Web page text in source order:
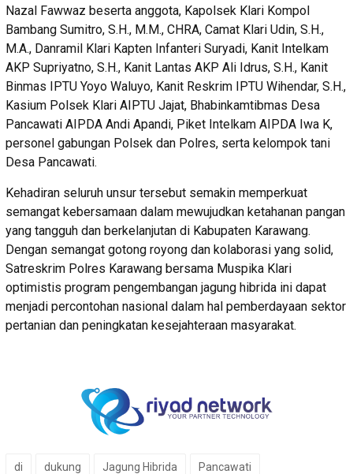
Nazal Fawwaz beserta anggota, Kapolsek Klari Kompol
Bambang Sumitro, S.H., M.M., CHRA, Camat Klari Udin, S.H.,
M.A., Danramil Klari Kapten Infanteri Suryadi, Kanit Intelkam
AKP Supriyatno, S.H., Kanit Lantas AKP Ali Idrus, S.H., Kanit
Binmas IPTU Yoyo Waluyo, Kanit Reskrim IPTU Wihendar, S.H.,
Kasium Polsek Klari AIPTU Jajat, Bhabinkamtibmas Desa
Pancawati AIPDA Andi Apandi, Piket Intelkam AIPDA Iwa K,
personel gabungan Polsek dan Polres, serta kelompok tani
Desa Pancawati.
Kehadiran seluruh unsur tersebut semakin memperkuat
semangat kebersamaan dalam mewujudkan ketahanan pangan
yang tangguh dan berkelanjutan di Kabupaten Karawang.
Dengan semangat gotong royong dan kolaborasi yang solid,
Satreskrim Polres Karawang bersama Muspika Klari
optimistis program pengembangan jagung hibrida ini dapat
menjadi percontohan nasional dalam hal pemberdayaan sektor
pertanian dan peningkatan kesejahteraan masyarakat.
di dukung Jagung Hibrida Pancawati